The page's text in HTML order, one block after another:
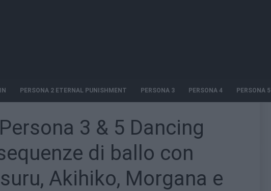
PERSONA 2 ETERNAL PUNISHMENT PERSONA 3 PERSONA 4 PERSONA 5
3 & 5 Dancing
di ballo con
Akihiko, Morgana e